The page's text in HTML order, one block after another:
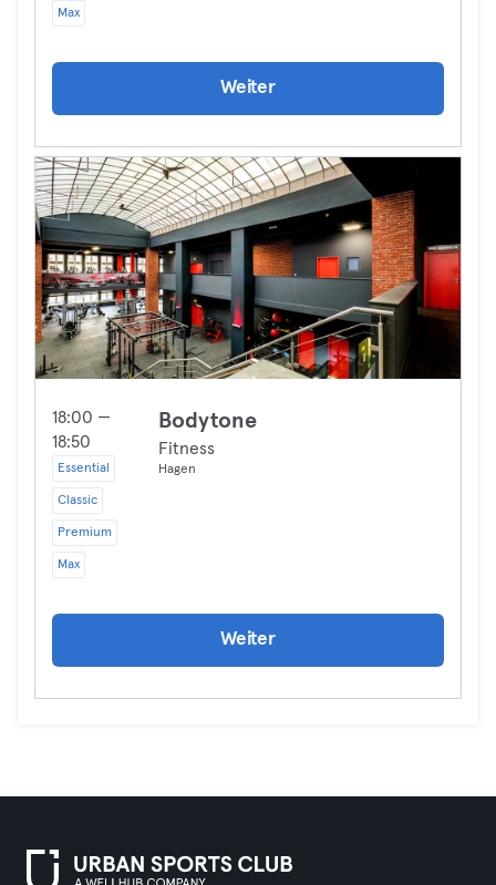
Max
Weiter
18:00 —
18:50
Essential
Classic
Premium
Max
Bodytone
Fitness
Hagen
Weiter